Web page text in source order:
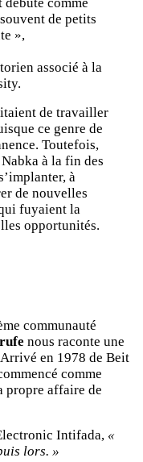
de petits
»,
associé à la
de travailler
ce genre de
Toutefois,
à la fin des
à
de nouvelles
fuyaient la
opportunités.
communauté
nous raconte une
en 1978 de Beit
comme
propre affaire de
Intifada, «
lors. »